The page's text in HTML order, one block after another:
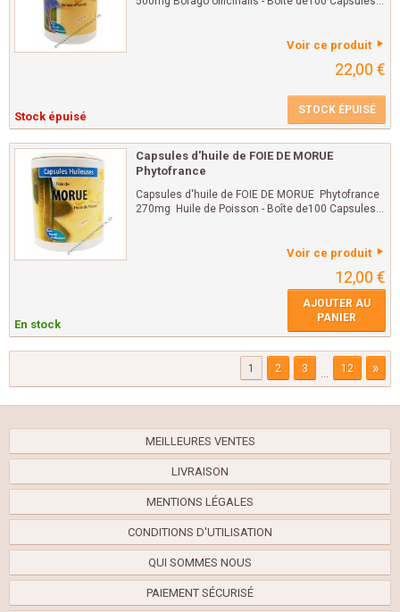
Voir ce produit
22,00 €
Stock épuisé STOCK ÉPUISÉ
Capsules d'huile de FOIE DE MORUE
Phytofrance
Capsules d'huile de FOIE DE MORUE Phytofrance
270mg Huile de Poisson - Boîte de100 Capsules...
Voir ce produit
12,00 €
En stock
AJOUTER AU
PANIER
1 2 3 ... 12 »
MEILLEURES VENTES
LIVRAISON
MENTIONS LÉGALES
CONDITIONS D'UTILISATION
QUI SOMMES NOUS
PAIEMENT SÉCURISÉ